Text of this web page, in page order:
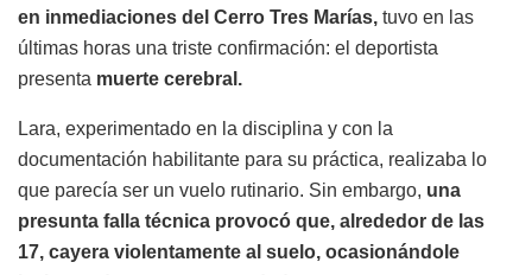
en inmediaciones del Cerro Tres Marías, tuvo en las
últimas horas una triste confirmación: el deportista
presenta muerte cerebral.
Lara, experimentado en la disciplina y con la
documentación habilitante para su práctica, realizaba lo
que parecía ser un vuelo rutinario. Sin embargo, una
presunta falla técnica provocó que, alrededor de las
17, cayera violentamente al suelo, ocasionándole